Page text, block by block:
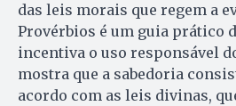
das leis morais que regem a
Provérbios é um guia prático
incentiva o uso responsável
mostra que a sabedoria
acordo com as leis divinas,